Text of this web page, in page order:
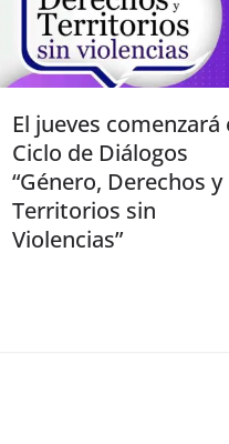
El jueves comenzará
Ciclo de Diálogos
“Género, Derechos y
Territorios sin
Violencias”